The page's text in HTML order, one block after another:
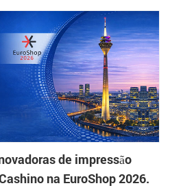
de impressão
na EuroShop 2026.